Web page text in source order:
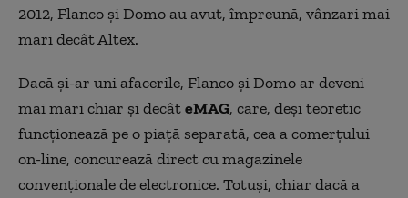
2012, Flanco și Domo au avut, împreună, vânzari mai
mari decât Altex.
Dacă și-ar uni afacerile, Flanco și Domo ar deveni
mai mari chiar și decâteMAG, care, deși teoretic
funcționează pe o piață separată, cea a comerțului
on-line, concurează direct cu magazinele
convenționale de electronice. Totuși, chiar dacă a